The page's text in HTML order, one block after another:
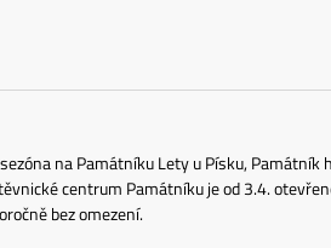
na Památníku Lety u Písku, Památník
centrum Památníku je od 3.4.
bez omezení.